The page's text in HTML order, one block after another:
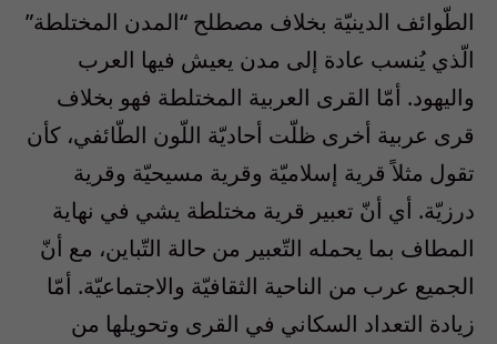
الطّوائف الدينيّة بخلاف مصطلح “المدن المختلطة”
الّذي يُنسب عادة إلى مدن يعيش فيها العرب
واليهود. أمّا القرى العربية المختلطة فهو بخلاف
قرى عربية أخرى ظلّت أحاديّة اللّون الطّائفي، كأن
تقول مثلاً قرية إسلاميّة وقرية مسيحيّة وقرية
درزيّة. أي أنّ تعبير قرية مختلطة يشي في نهاية
المطاف بما يحمله التّعبير من حالة التّباين، مع أنّ
الجميع عرب من الناحية الثقافيّة والاجتماعيّة. أمّا
زيادة التعداد السكاني في القرى وتحويلها من